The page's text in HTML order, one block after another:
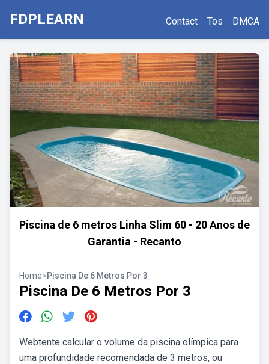
FDPLEARN Contact Tos DMCA
Piscina de 6 metros Linha Slim 60 - 20 Anos de
Garantia - Recanto
Home>Piscina De 6 Metros Por 3
Piscina De 6 Metros Por 3
Webtente calcular o volume da piscina olímpica para
uma profundidade recomendada de 3 metros, ou